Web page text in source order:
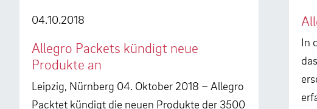
04.10.2018
Allegro Packets kündigt neue
Produkte an
Leipzig, Nürnberg 04. Oktober 2018 – Allegro
Packtet kündigt die neuen Produkte der 3500
In